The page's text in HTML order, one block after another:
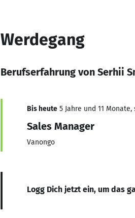
Werdegang
Berufserfahrung von Serhii
Bis heute 5 Jahre und 11
Sales Manager
Vanongo
Logg Dich jetzt ein, um das